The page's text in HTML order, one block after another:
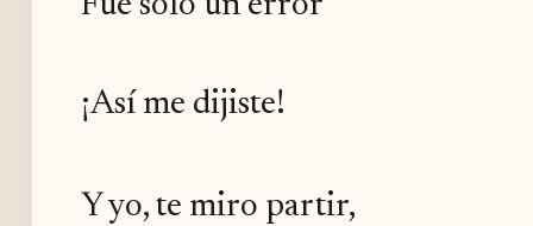
¡Así me dijiste!
Y yo, te miro partir,